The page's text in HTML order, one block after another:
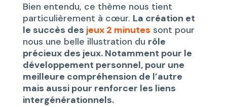
Bien entendu, ce thème nous tient
particulièrement à cœur. La création et
le succès des jeux 2 minutes sont pour
nous une belle illustration du rôle
précieux des jeux. Notamment pour le
développement personnel, pour une
meilleure compréhension de l’autre
mais aussi pour renforcer les liens
intergénérationnels.